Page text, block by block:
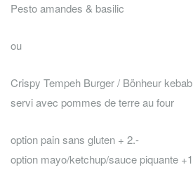
Pesto amandes & basilic
ou
Crispy Tempeh Burger / Bönheur kebab
servi avec pommes de terre au four
option pain sans gluten + 2.-
option mayo/ketchup/sauce piquante +1